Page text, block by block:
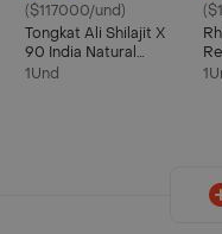
($117000/und)
Tongkat Ali Shilajit X
90 India Natural
Original
1Und